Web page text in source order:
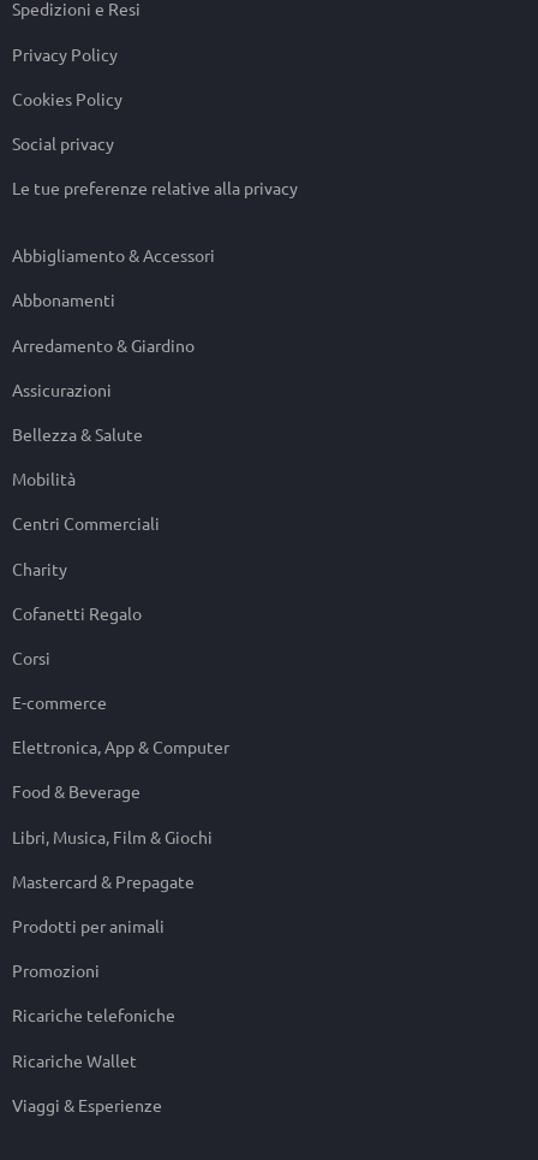
Spedizioni e Resi
Privacy Policy
Cookies Policy
Social privacy
Le tue preferenze relative alla privacy
Abbigliamento & Accessori
Abbonamenti
Arredamento & Giardino
Assicurazioni
Bellezza & Salute
Mobilità
Centri Commerciali
Charity
Cofanetti Regalo
Corsi
E-commerce
Elettronica, App & Computer
Food & Beverage
Libri, Musica, Film & Giochi
Mastercard & Prepagate
Prodotti per animali
Promozioni
Ricariche telefoniche
Ricariche Wallet
Viaggi & Esperienze